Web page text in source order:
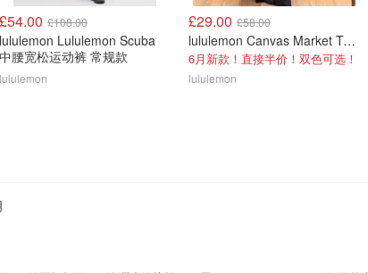
£54.00 £108.00
lululemon Lululemon Scuba
中腰宽松运动裤 常规款
lululemon
£29.00 £58.00
lululemon Canvas Market Tote Bag 19L
6月新款！直接半价！双色可选！
lululemon